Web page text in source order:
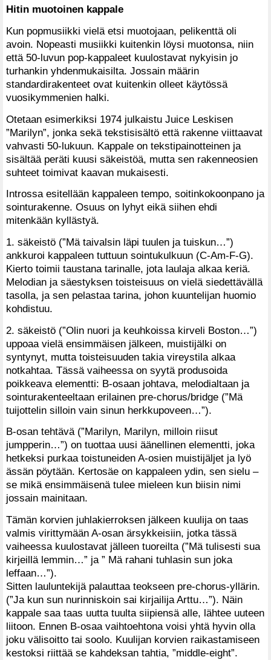
Hitin muotoinen kappale
Kun popmusiikki vielä etsi muotojaan, pelikenttä oli
avoin. Nopeasti musiikki kuitenkin löysi muotonsa, niin
että 50-luvun pop-kappaleet kuulostavat nykyisin jo
turhankin yhdenmukaisilta. Jossain määrin
standardirakenteet ovat kuitenkin olleet käytössä
vuosikymmenien halki.
Otetaan esimerkiksi 1974 julkaistu Juice Leskisen
”Marilyn”, jonka sekä tekstisisältö että rakenne viittaavat
vahvasti 50-lukuun. Kappale on tekstipainotteinen ja
sisältää peräti kuusi säkeistöä, mutta sen rakenneosien
suhteet toimivat kaavan mukaisesti.
Introssa esitellään kappaleen tempo, soitinkokoonpano ja
sointurakenne. Osuus on lyhyt eikä siihen ehdi
mitenkään kyllästyä.
1. säkeistö (”Mä taivalsin läpi tuulen ja tuiskun…”)
ankkuroi kappaleen tuttuun sointukulkuun (C-Am-F-G).
Kierto toimii taustana tarinalle, jota laulaja alkaa keriä.
Melodian ja säestyksen toisteisuus on vielä siedettävällä
tasolla, ja sen pelastaa tarina, johon kuuntelijan huomio
kohdistuu.
2. säkeistö (”Olin nuori ja keuhkoissa kirveli Boston…”)
uppoaa vielä ensimmäisen jälkeen, muistijälki on
syntynyt, mutta toisteisuuden takia vireystila alkaa
notkahtaa. Tässä vaiheessa on syytä produsoida
poikkeava elementti: B-osaan johtava, melodialtaan ja
sointurakenteeltaan erilainen pre-chorus/bridge (”Mä
tuijottelin silloin vain sinun herkkupoveen…”).
B-osan tehtävä (”Marilyn, Marilyn, milloin riisut
jumpperin…”) on tuottaa uusi äänellinen elementti, joka
hetkeksi purkaa toistuneiden A-osien muistijäljet ja lyö
ässän pöytään. Kertosäe on kappaleen ydin, sen sielu –
se mikä ensimmäisenä tulee mieleen kun biisin nimi
jossain mainitaan.
Tämän korvien juhlakierroksen jälkeen kuulija on taas
valmis virittymään A-osan ärsykkeisiin, jotka tässä
vaiheessa kuulostavat jälleen tuoreilta (”Mä tulisesti sua
kirjeillä lemmin…” ja ” Mä rahani tuhlasin sun joka
leffaan…”).
Sitten lauluntekijä palauttaa teokseen pre-chorus-yllärin.
(”Ja kun sun nurinniskoin sai kirjailija Arttu…”). Näin
kappale saa taas uutta tuulta siipiensä alle, lähtee uuteen
liitoon. Ennen B-osaa vaihtoehtona voisi yhtä hyvin olla
joku välisoitto tai soolo. Kuulijan korvien raikastamiseen
kestoksi riittää se kahdeksan tahtia, ”middle-eight”.